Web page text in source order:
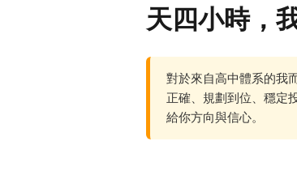
天四小時，
對於來自高中體系的我
正確、規劃到位、穩定
給你方向與信心。